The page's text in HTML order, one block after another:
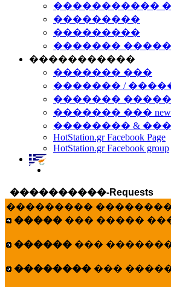
�����������
���������
���������
�������
�����������
������� ���
������� /
�������
������� ���
�������� &
HotStation.gr Facebook Page
HotStation.gr Facebook group
����������-Requests
���������
����� ��� �����
������ ���
�������� ���